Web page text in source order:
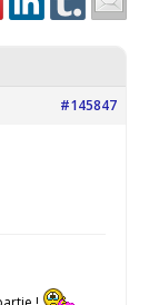
#145847